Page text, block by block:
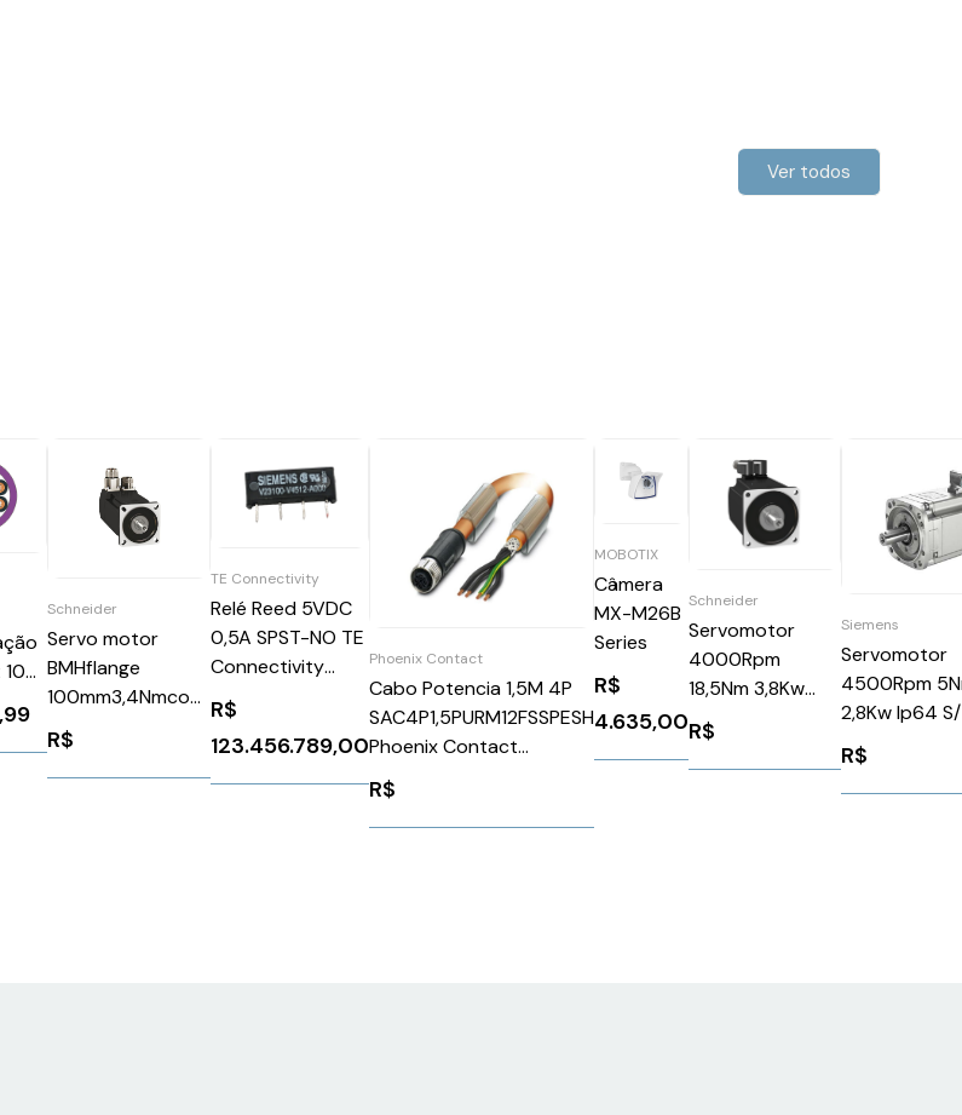
Ver todos
Schneider
Servo motor
BMHflange
100mm3,4Nmcom
ChavetaSchneider
BSH1001P11A1A
R$
TE Connectivity
Relé Reed 5VDC
0,5A SPST-NO TE
Connectivity
V23100-V4505-
A000
R$
123.456.789,00
Phoenix Contact
Cabo Potencia 1,5M 4P
SAC4P1,5PURM12FSSPESH
Phoenix Contact
1424096
R$
MOBOTIX
Câmera
MX-M26B
Series
R$
4.635,00
Schneider
Servomotor
4000Rpm
18,5Nm 3,8Kw
Ip65Schneider
BMH1402P32A2A
R$
Siemens
Servomotor
4500Rpm
2,8Kw Ip64
Siemens
R$